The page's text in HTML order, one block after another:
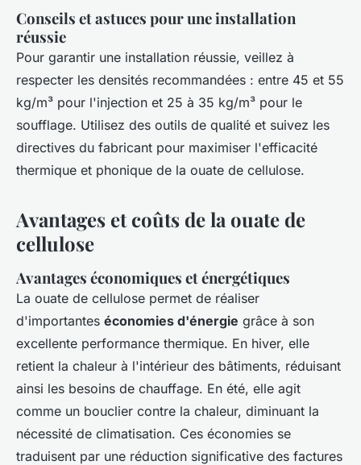
Conseils et astuces pour une installation
réussie
Pour garantir une installation réussie, veillez à
respecter les densités recommandées : entre 45 et 55
kg/m³ pour l'injection et 25 à 35 kg/m³ pour le
soufflage. Utilisez des outils de qualité et suivez les
directives du fabricant pour maximiser l'efficacité
thermique et phonique de la ouate de cellulose.
Avantages et coûts de la ouate de
cellulose
Avantages économiques et énergétiques
La ouate de cellulose permet de réaliser
d'importantes économies d'énergie grâce à son
excellente performance thermique. En hiver, elle
retient la chaleur à l'intérieur des bâtiments, réduisant
ainsi les besoins de chauffage. En été, elle agit
comme un bouclier contre la chaleur, diminuant la
nécessité de climatisation. Ces économies se
traduisent par une réduction significative des factures